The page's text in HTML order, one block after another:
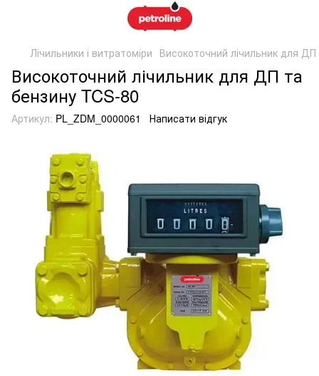
Лічильники і витратоміри Високоточний лічильник для
Високоточний лічильник для ДП та
бензину TCS-80
Артикул: PL_ZDM_0000061 Написати відгук